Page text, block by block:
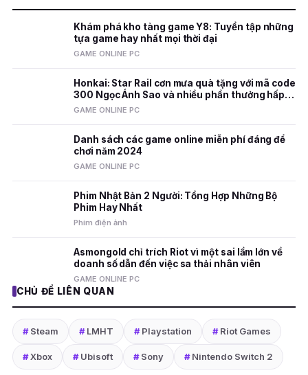
Khám phá kho tàng game Y8: Tuyển tập những
tựa game hay nhất mọi thời đại
GAME ONLINE PC
Honkai: Star Rail cơn mưa quà tặng với mã code
300 Ngọc Ánh Sao và nhiều phần thưởng hấp
dẫn
GAME ONLINE PC
Danh sách các game online miễn phí đáng để
chơi năm 2024
GAME ONLINE PC
Phim Nhật Bản 2 Người: Tổng Hợp Những Bộ
Phim Hay Nhất
Phim điện ảnh
Asmongold chỉ trích Riot vì một sai lầm lớn về
doanh số dẫn đến việc sa thải nhân viên
GAME ONLINE PC
CHỦ ĐỀ LIÊN QUAN
#Steam #LMHT #Playstation #Riot Games
#Xbox #Ubisoft #Sony #Nintendo Switch 2